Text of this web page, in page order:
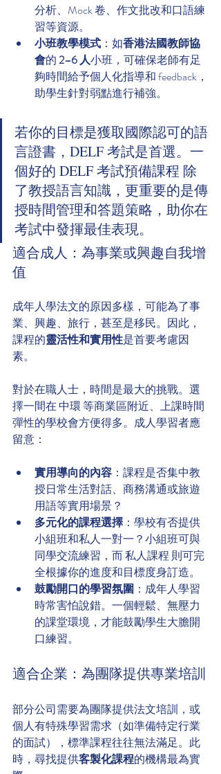
分析、Mock 卷、作文批改和口語練
習等資源。
小班教學模式 ：如香港法國教師協
會的 2–6 人小班，可確保老師有足
夠時間給予個人化指導和 feedback，
助學生針對弱點進行補強。
若你的目標是獲取國際認可的語
言證書，DELF 考試是首選。一
個好的 DELF 考試預備課程 除
了教授語言知識，更重要的是傳
授時間管理和答題策略，助你在
考試中發揮最佳表現。
適合成人：為事業或興趣自我增
值
成年人學法文的原因多樣，可能為了事
業、興趣、旅行，甚至是移民。因此，
課程的靈活性和實用性是首要考慮因
素。
對於在職人士，時間是最大的挑戰。選
擇一間在 中環 等商業區附近、上課時間
彈性的學校會方便得多。成人學習者應
留意：
實用導向的內容 ：課程是否集中教
授日常生活對話、商務溝通或旅遊
用語等實用場景？
多元化的課程選擇 ：學校有否提供
小組班和私人一對一？小組班可與
同學交流練習，而 私人課程 則可完
全根據你的進度和目標度身訂造。
鼓勵開口的學習氛圍 ：成年人學習
時常害怕說錯。一個輕鬆、無壓力
的課堂環境，才能鼓勵學生大膽開
口練習。
適合企業：為團隊提供專業培訓
部分公司需要為團隊提供法文培訓，或
個人有特殊學習需求（如準備特定行業
的面試），標準課程往往無法滿足。此
時，尋找提供客製化課程的機構最為實